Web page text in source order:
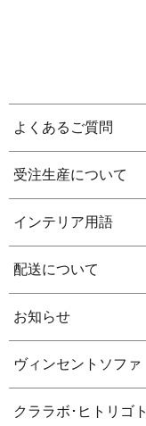
よくあるご質問
受注生産について
インテリア用語
配送について
お知らせ
ヴィンセントソファ
クララボ･ヒトリゴト